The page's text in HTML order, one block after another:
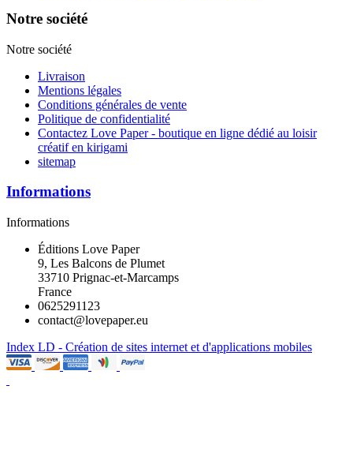
Notre société
Notre société
Livraison
Mentions légales
Conditions générales de vente
Politique de confidentialité
Contactez Love Paper - boutique en ligne dédié au loisir
créatif en kirigami
sitemap
Informations
Informations
Éditions Love Paper
9, Les Balcons de Plumet
33710 Prignac-et-Marcamps
France
0625291123
contact@lovepaper.eu
Index LD - Création de sites internet et d'applications mobiles